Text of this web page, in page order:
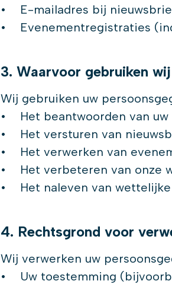
• E-mailadres bij
• Evenementregistraties
3. Waarvoor gebruiken
Wij gebruiken uw
• Het beantwoorden van
• Het versturen van
• Het verwerken van
• Het verbeteren van onze
• Het naleven van
4. Rechtsgrond voor
Wij verwerken uw
• Uw toestemming